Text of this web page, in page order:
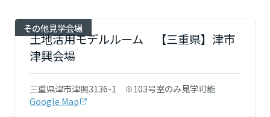
その他見学会場
土地活用モデルルーム 【三重県】津市
津興会場
三重県津市津興3136-1 ※103号室のみ見学可能
Google Map